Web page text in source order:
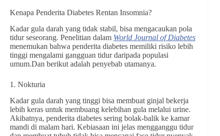
Kenapa Penderita Diabetes Rentan Insomnia?
Kadar gula darah yang tidak stabil, bisa mengacaukan pola
tidur seseorang. Penelitian dalam World Journal of Diabetes
menemukan bahwa penderita diabetes memiliki risiko lebih
tinggi mengalami gangguan tidur daripada populasi
umum.Dan berikut adalah penyebab utamanya.
1. Nokturia
Kadar gula darah yang tinggi bisa membuat ginjal bekerja
lebih keras untuk membuang kelebihan gula melalui urine.
Akibatnya, penderita diabetes sering bolak-balik ke kamar
mandi di malam hari. Kebiasaan ini jelas mengganggu tidur